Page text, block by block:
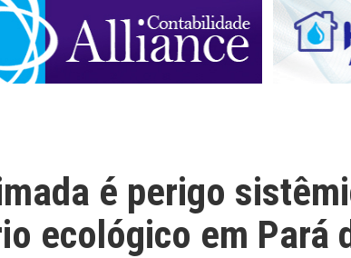
é perigo
ecológico em Pará